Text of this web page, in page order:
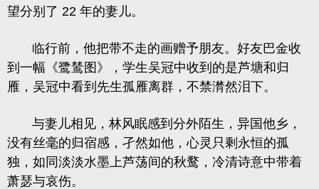
望分别了 22 年的妻儿。
临行前，他把带不走的画赠予朋友。好友巴金收
到一幅《鹭鸶图》，学生吴冠中收到的是芦塘和归
雁，吴冠中看到先生孤雁离群，不禁潸然泪下。
与妻儿相见，林风眠感到分外陌生，异国他乡，
没有丝毫的归宿感，孑然如他，心灵只剩永恒的孤
独，如同淡淡水墨上芦荡间的秋鹜，冷清诗意中带着
萧瑟与哀伤。